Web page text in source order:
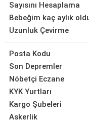
Sayısını Hesaplama
Bebeğim kaç aylık
Uzunluk Çevirme
Posta Kodu
Son Depremler
Nöbetçi Eczane
KYK Yurtları
Kargo Şubeleri
Askerlik